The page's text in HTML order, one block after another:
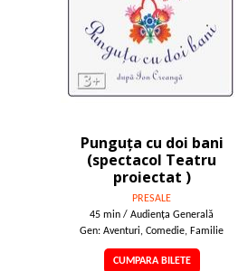
Punguța cu doi bani
(spectacol Teatru
proiectat )
PRESALE
45 min / Audienţa Generală
Gen: Aventuri, Comedie, Familie
CUMPARA BILETE